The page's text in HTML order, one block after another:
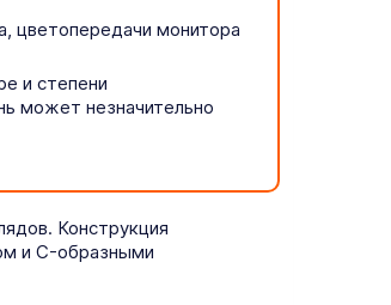
цветопередачи монитора
и степени
может незначительно
Конструкция
и C-образными